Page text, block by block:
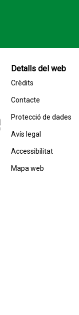
Detalls del web
Crèdits
Contacte
Protecció de dades
Avís legal
Accessibilitat
Mapa web